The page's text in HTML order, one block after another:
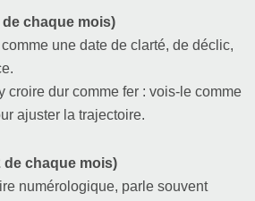
de chaque mois)
une date de clarté, de déclic,
croire dur comme fer : vois-le comme
ajuster la trajectoire.
de chaque mois)
numérologique, parle souvent